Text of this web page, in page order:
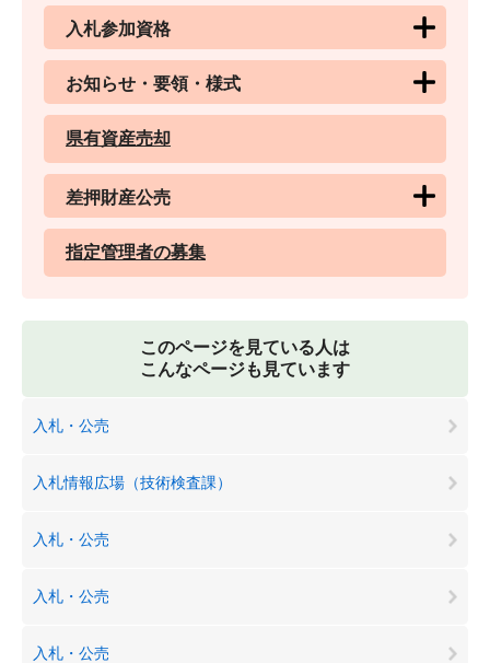
入札参加資格
お知らせ・要領・様式
県有資産売却
差押財産公売
指定管理者の募集
このページを見ている人は
こんなページも見ています
入札・公売
入札情報広場（技術検査課）
入札・公売
入札・公売
入札・公売